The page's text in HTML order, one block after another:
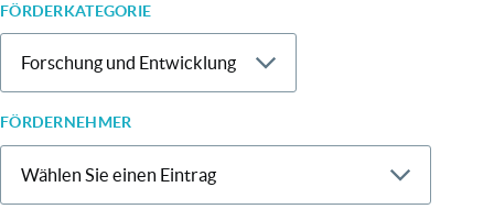
FÖRDERKATEGORIE
FÖRDERNEHMER